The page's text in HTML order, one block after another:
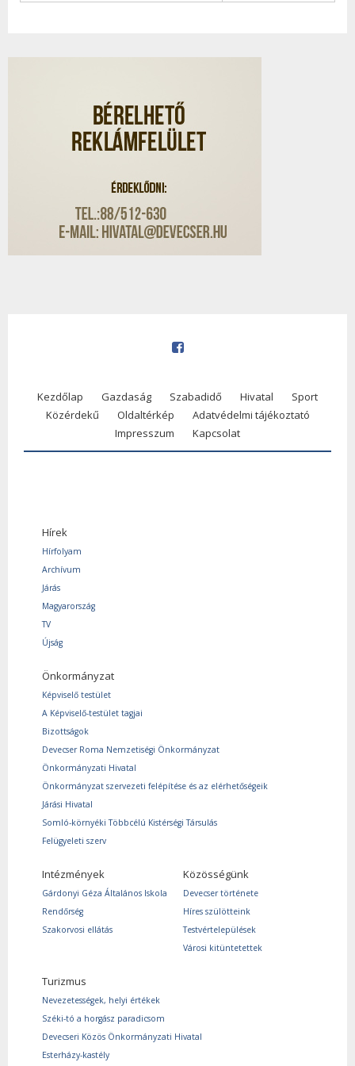
Kezdőlap Gazdaság Szabadidő Hivatal
Sport
Közérdekű
Oldaltérkép
Adatvédelmi tájékoztató
Impresszum
Kapcsolat
Hírek
Hírfolyam
Archívum
Járás
Magyarország
TV
Újság
Önkormányzat
Képviselő testület
A Képviselő-testület tagjai
Bizottságok
Devecser Roma Nemzetiségi Önkormányzat
Önkormányzati Hivatal
Önkormányzat szervezeti felépítése és az elérhetőségeik
Járási Hivatal
Somló-környéki Többcélú Kistérségi Társulás
Felügyeleti szerv
Intézmények
Gárdonyi Géza Általános Iskola
Rendőrség
Szakorvosi ellátás
Közösségünk
Devecser története
Híres szülötteink
Testvértelepülések
Városi kitüntetettek
Turizmus
Nevezetességek, helyi értékek
Széki-tó a horgász paradicsom
Devecseri Közös Önkormányzati Hivatal
Esterházy-kastély